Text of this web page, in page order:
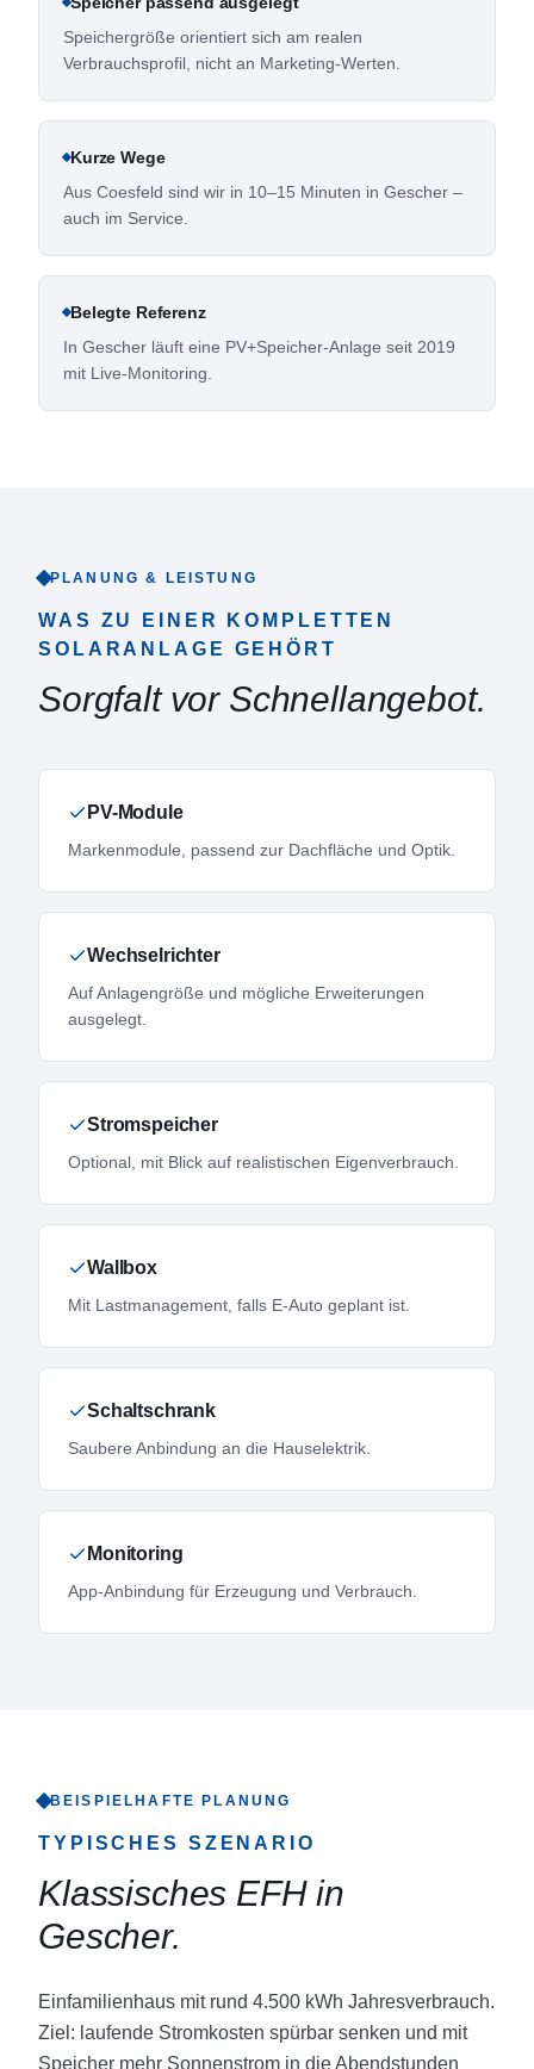
Speichergröße orientiert sich am realen
Verbrauchsprofil, nicht an Marketing-Werten.
Kurze Wege
Aus Coesfeld sind wir in 10–15 Minuten in Gescher –
auch im Service.
Belegte Referenz
In Gescher läuft eine PV+Speicher-Anlage seit 2019
mit Live-Monitoring.
PLANUNG & LEISTUNG
WAS ZU EINER KOMPLETTEN
SOLARANLAGE GEHÖRT
Sorgfalt vor Schnellangebot.
PV-Module
Markenmodule, passend zur Dachfläche und Optik.
Wechselrichter
Auf Anlagengröße und mögliche Erweiterungen
ausgelegt.
Stromspeicher
Optional, mit Blick auf realistischen Eigenverbrauch.
Wallbox
Mit Lastmanagement, falls E-Auto geplant ist.
Schaltschrank
Saubere Anbindung an die Hauselektrik.
Monitoring
App-Anbindung für Erzeugung und Verbrauch.
BEISPIELHAFTE PLANUNG
TYPISCHES SZENARIO
Klassisches EFH in
Gescher.
Einfamilienhaus mit rund 4.500 kWh Jahresverbrauch.
Ziel: laufende Stromkosten spürbar senken und mit
Speicher mehr Sonnenstrom in die Abendstunden